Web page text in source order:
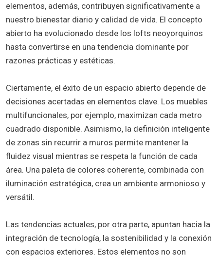
elementos, además, contribuyen significativamente a
nuestro bienestar diario y calidad de vida. El concepto
abierto ha evolucionado desde los lofts neoyorquinos
hasta convertirse en una tendencia dominante por
razones prácticas y estéticas.
Ciertamente, el éxito de un espacio abierto depende de
decisiones acertadas en elementos clave. Los muebles
multifuncionales, por ejemplo, maximizan cada metro
cuadrado disponible. Asimismo, la definición inteligente
de zonas sin recurrir a muros permite mantener la
fluidez visual mientras se respeta la función de cada
área. Una paleta de colores coherente, combinada con
iluminación estratégica, crea un ambiente armonioso y
versátil.
Las tendencias actuales, por otra parte, apuntan hacia la
integración de tecnología, la sostenibilidad y la conexión
con espacios exteriores. Estos elementos no son